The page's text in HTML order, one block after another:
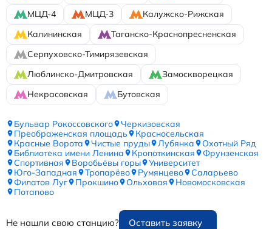
МЦД-4
МЦД-3
Калужско-Рижская
Калининская
Таганско-Краснопресненская
Серпуховско-Тимирязевская
Люблинско-Дмитровская
Замоскворецкая
Некрасовская
Бутовская
Бульвар Рокоссовского
Черкизовская
Преображенская площадь
Красносельская
Красные Ворота
Чистые пруды Лубянка
Охотный Ряд
Библиотека имени Ленина
Кропоткинская
Фрунзенская
Спортивная
Воробьёвы горы
Университет
Юго-Западная
Тропарёво Румянцево
Саларьево
Филатов Луг
Прокшино Ольховая
Новомосковская
Потапово
Не нашли свою станцию? Оставить заявку